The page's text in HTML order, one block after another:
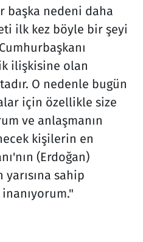
başka nedeni daha
ilk kez böyle bir şeyi
ilişkisine olan
O nedenle bugün
için özellikle size
ve anlaşmanın
kişilerin en
(Erdoğan)
sahip